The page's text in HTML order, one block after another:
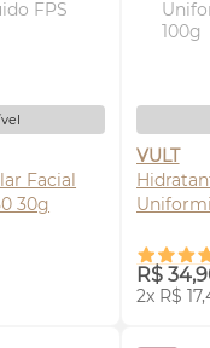
Facial
30g
VULT
R$
2x R$